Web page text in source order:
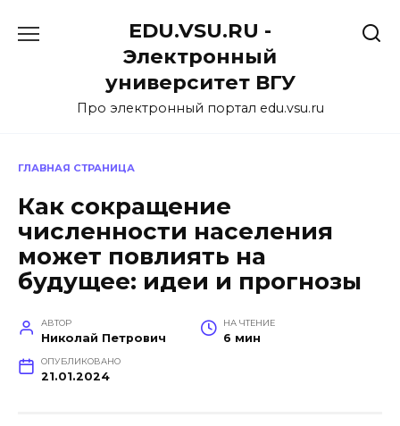
EDU.VSU.RU -
Электронный
университет ВГУ
Про электронный портал edu.vsu.ru
ГЛАВНАЯ СТРАНИЦА
Как сокращение
численности населения
может повлиять на
будущее: идеи и прогнозы
АВТОР
Николай Петрович
НА ЧТЕНИЕ
6 мин
ОПУБЛИКОВАНО
21.01.2024